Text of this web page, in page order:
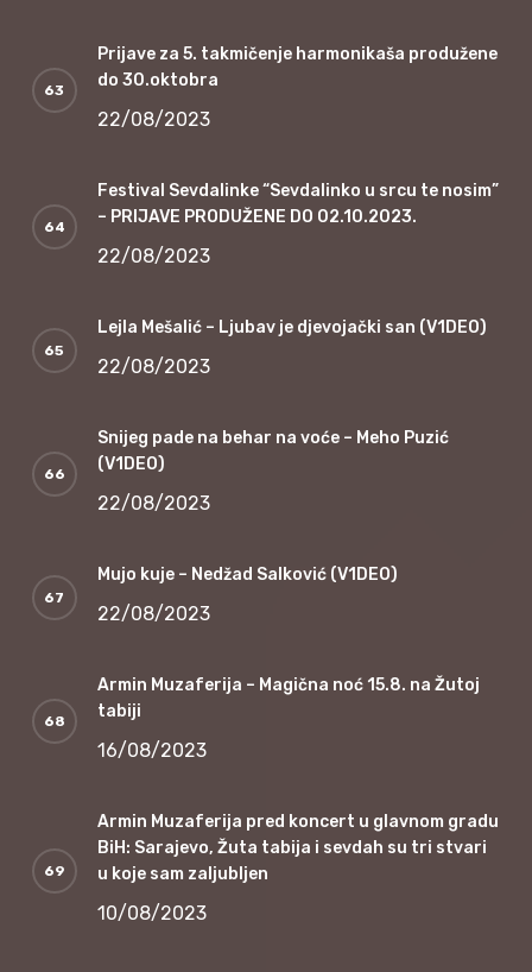
Prijave za 5. takmičenje harmonikaša produžene
do 30.oktobra
22/08/2023
Festival Sevdalinke “Sevdalinko u srcu te nosim”
– PRIJAVE PRODUŽENE DO 02.10.2023.
22/08/2023
Lejla Mešalić – Ljubav je djevojački san (V1DEO)
22/08/2023
Snijeg pade na behar na voće – Meho Puzić
(V1DEO)
22/08/2023
Mujo kuje – Nedžad Salković (V1DEO)
22/08/2023
Armin Muzaferija – Magična noć 15.8. na Žutoj
tabiji
16/08/2023
Armin Muzaferija pred koncert u glavnom gradu
BiH: Sarajevo, Žuta tabija i sevdah su tri stvari
u koje sam zaljubljen
10/08/2023